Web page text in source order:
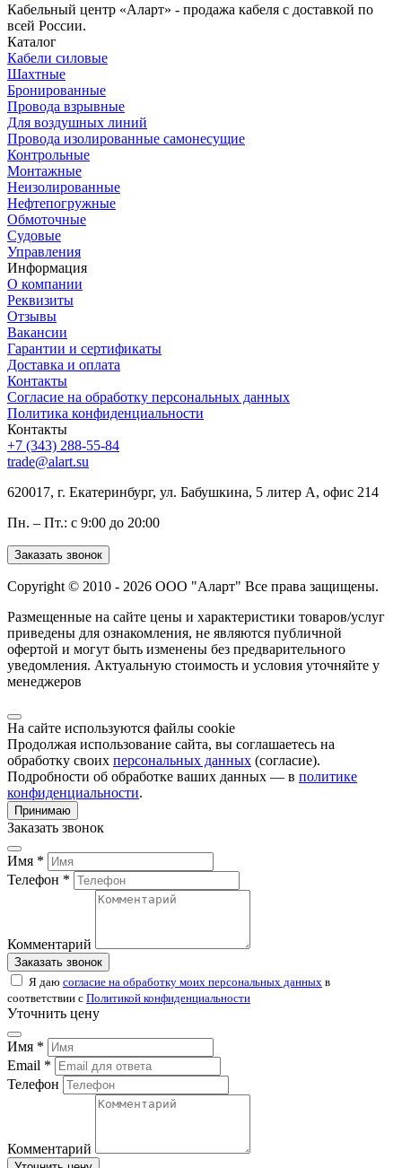
Кабельный центр «Аларт» - продажа кабеля с доставкой по
всей России.
Каталог
Кабели силовые
Шахтные
Бронированные
Провода взрывные
Для воздушных линий
Провода изолированные самонесущие
Контрольные
Монтажные
Неизолированные
Нефтепогружные
Обмоточные
Судовые
Управления
Информация
О компании
Реквизиты
Отзывы
Вакансии
Гарантии и сертификаты
Доставка и оплата
Контакты
Согласие на обработку персональных данных
Политика конфиденциальности
Контакты
+7 (343) 288-55-84
trade@alart.su
620017, г. Екатеринбург, ул. Бабушкина, 5 литер А, офис 214
Пн. – Пт.: с 9:00 до 20:00
Заказать звонок
Copyright © 2010 - 2026 ООО "Аларт" Все права защищены.
Размещенные на сайте цены и характеристики товаров/услуг
приведены для ознакомления, не являются публичной
офертой и могут быть изменены без предварительного
уведомления. Актуальную стоимость и условия уточняйте у
менеджеров
На сайте используются файлы cookie
Продолжая использование сайта, вы соглашаетесь на
обработку своих персональных данных (согласие).
Подробности об обработке ваших данных — в политике
конфиденциальности.
Принимаю
Заказать звонок
Имя *
Телефон *
Комментарий
Заказать звонок
Я даю согласие на обработку моих персональных данных в
соответствии с Политикой конфиденциальности
Уточнить цену
Имя *
Email *
Телефон
Комментарий